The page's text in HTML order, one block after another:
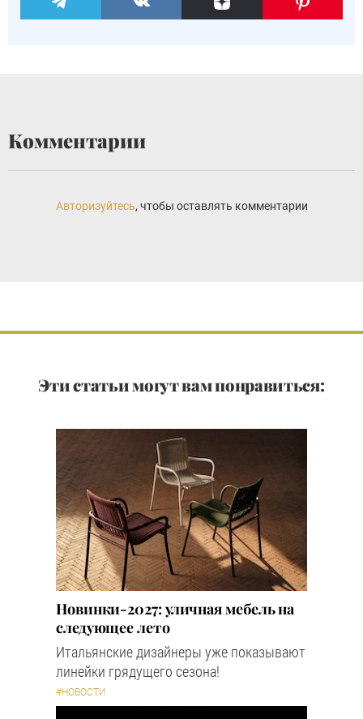
Комментарии
Авторизуйтесь, чтобы оставлять комментарии
Эти статьи могут вам понравиться:
Новинки-2027: уличная мебель на
следующее лето
Итальянские дизайнеры уже показывают
линейки грядущего сезона!
#НОВОСТИ